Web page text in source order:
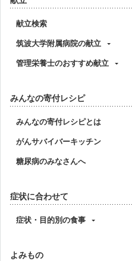
献立検索
筑波大学附属病院の献立
管理栄養士のおすすめ献立
みんなの寄付レシピ
みんなの寄付レシピとは
がんサバイバーキッチン
糖尿病のみなさんへ
症状に合わせて
症状・目的別の食事
よみもの